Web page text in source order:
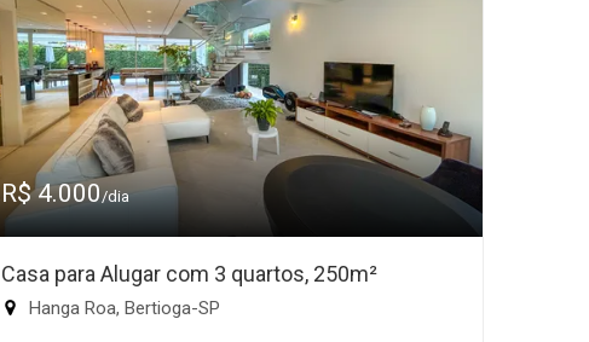
R$ 4.000/dia
Casa para Alugar com 3 quartos, 250m²
Hanga Roa, Bertioga-SP